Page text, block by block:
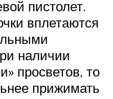
пистолет.
вплетаются
наличии
просветов, то
прижимать